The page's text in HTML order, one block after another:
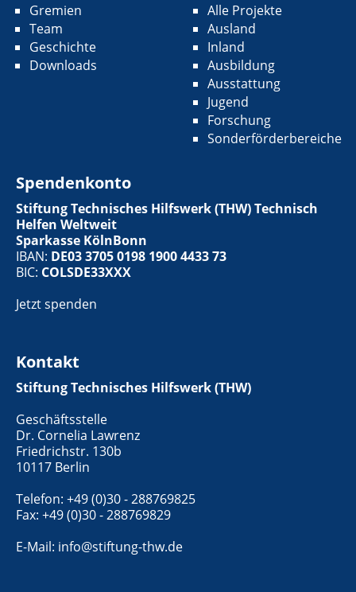
Gremien
Team
Geschichte
Downloads
Alle Projekte
Ausland
Inland
Ausbildung
Ausstattung
Jugend
Forschung
Sonderförderbereiche
Spendenkonto
Stiftung Technisches Hilfswerk (THW) Technisch
Helfen Weltweit
Sparkasse KölnBonn
IBAN: DE03 3705 0198 1900 4433 73
BIC: COLSDE33XXX
Jetzt spenden
Kontakt
Stiftung Technisches Hilfswerk (THW)
Geschäftsstelle
Dr. Cornelia Lawrenz
Friedrichstr. 130b
10117 Berlin
Telefon: +49 (0)30 - 288769825
Fax: +49 (0)30 - 288769829
E-Mail: info@stiftung-thw.de